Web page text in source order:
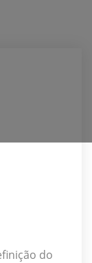
do